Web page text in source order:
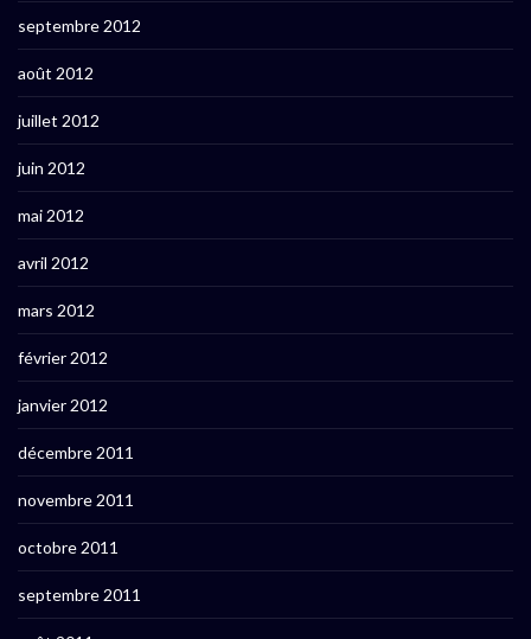
septembre 2012
août 2012
juillet 2012
juin 2012
mai 2012
avril 2012
mars 2012
février 2012
janvier 2012
décembre 2011
novembre 2011
octobre 2011
septembre 2011